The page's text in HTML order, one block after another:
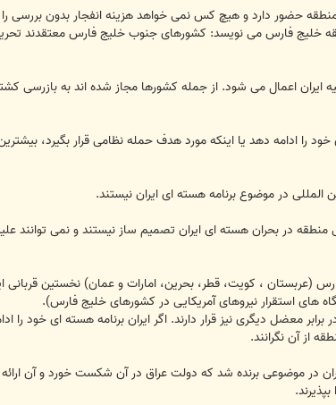
حضور دارد و هیچ کس نمی خواهد هزینه انفجار بدون بررسی را
خلیج فارس می نویسد: کشورهای جنوب خلیج فارس معتقدند
اعمال می شود. از جمله کشورها مجاز شده اند به بازرسی
را ادامه دهد یا اینکه مورد هدف حمله نظامی قرار بگیرد،
در موضوع برنامه هسته ای ایران نیستند.
در بحران هسته ای ایران تصمیم ساز نیستند و نمی توانند علیه
(عربستان ، کویت، قطر، بحرین، امارات و عمان) نخستین قربانی
های استقرار نیروهای آمریکایی در کشورهای خلیج فارس).
دیگری نیز قرار دارند. اگر ایران برنامه هسته ای خود را
از آن نگرانند.
در موضوعی برنده شد که دولت عراق در آن شکست خورد و آن